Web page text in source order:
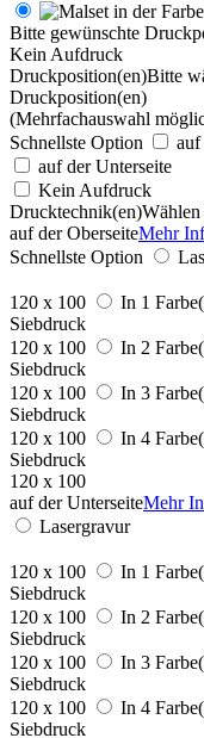
Bitte gewünschte
Kein Aufdruck
Druckposition(en)Bitte
Druckposition(en)
(Mehrfachauswahl
Schnellste Option
auf
auf der Unterseite
Kein Aufdruck
Drucktechnik(en)
auf der OberseiteMehr
Schnellste Option
120 x 100
In 1
Siebdruck
120 x 100
In 2
Siebdruck
120 x 100
In 3
Siebdruck
120 x 100
In 4
Siebdruck
120 x 100
auf der UnterseiteMehr
Lasergravur
120 x 100
In 1
Siebdruck
120 x 100
In 2
Siebdruck
120 x 100
In 3
Siebdruck
120 x 100
In 4
Siebdruck